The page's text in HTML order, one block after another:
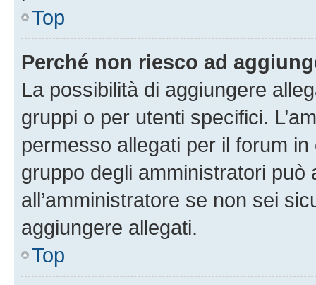
Top
Perché non riesco ad
La possibilità di aggiungere
gruppi o per utenti specifici.
permesso allegati per il forum
gruppo degli amministratori può
all’amministratore se non sei
aggiungere allegati.
Top